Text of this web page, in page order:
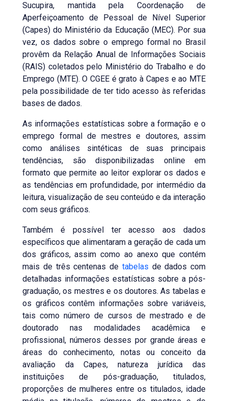
Sucupira, mantida pela Coordenação de
Aperfeiçoamento de Pessoal de Nível Superior
(Capes) do Ministério da Educação (MEC). Por sua
vez, os dados sobre o emprego formal no Brasil
provêm da Relação Anual de Informações Sociais
(RAIS) coletados pelo Ministério do Trabalho e do
Emprego (MTE). O CGEE é grato à Capes e ao MTE
pela possibilidade de ter tido acesso às referidas
bases de dados.
As informações estatísticas sobre a formação e o
emprego formal de mestres e doutores, assim
como análises sintéticas de suas principais
tendências, são disponibilizadas online em
formato que permite ao leitor explorar os dados e
as tendências em profundidade, por intermédio da
leitura, visualização de seu conteúdo e da interação
com seus gráficos.
Também é possível ter acesso aos dados
específicos que alimentaram a geração de cada um
dos gráficos, assim como ao anexo que contém
mais de três centenas de tabelas de dados com
detalhadas informações estatísticas sobre a pós-
graduação, os mestres e os doutores. As tabelas e
os gráficos contêm informações sobre variáveis,
tais como número de cursos de mestrado e de
doutorado nas modalidades acadêmica e
profissional, números desses por grande áreas e
áreas do conhecimento, notas ou conceito da
avaliação da Capes, natureza jurídica das
instituições de pós-graduação, titulados,
proporções de mulheres entre os titulados, idade